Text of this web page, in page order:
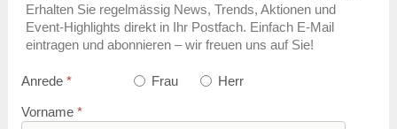
Erhalten Sie regelmässig News, Trends, Aktionen und
Event-Highlights direkt in Ihr Postfach. Einfach E-Mail
eintragen und abonnieren – wir freuen uns auf Sie!
Anrede * Frau Herr
Vorname *